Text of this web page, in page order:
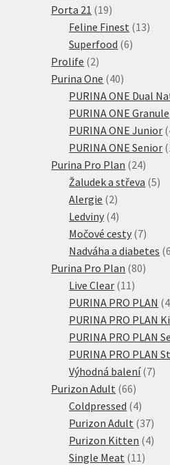
produkt
Porta 21 1919
produktů
Feline Finest 1313
Superfood 66
Prolife 22
produkty
Purina One 4040
produktů
PURINA ONE Dual
PURINA ONE Granule
PURINA ONE Junior
PURINA ONE Senior
Purina Pro Plan 2424
Žaludek a střeva 55
Alergie 22
produkty
Ledviny 44
produkty
Močové cesty 77
Nadváha a diabetes 6
Purina Pro Plan 8080
Live Clear 11 11
PURINA PRO PLAN
PURINA PRO PLAN
PURINA PRO PLAN
PURINA PRO PLAN
Výhodná balení 77
Purizon Adult 6666
produktů
Coldpressed 44
Purizon Adult 3737
Purizon Kitten 44
Single Meat 11 11